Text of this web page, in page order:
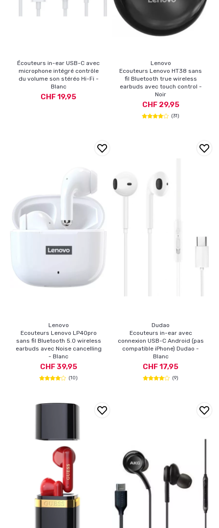
Écouteurs in-ear USB-C avec
microphone intégré contrôle
du volume son stéréo Hi-Fi -
Blanc
CHF 19,95
Lenovo
Ecouteurs Lenovo HT38 sans
fil Bluetooth true wireless
earbuds avec touch control -
Noir
CHF 29,95
(31)
Lenovo
Ecouteurs Lenovo LP40pro
sans fil Bluetooth 5.0 wireless
earbuds avec Noise cancelling
- Blanc
CHF 39,95
(10)
Dudao
Ecouteurs in-ear avec
connexion USB-C Android (pas
compatible iPhone) Dudao -
Blanc
CHF 17,95
(9)